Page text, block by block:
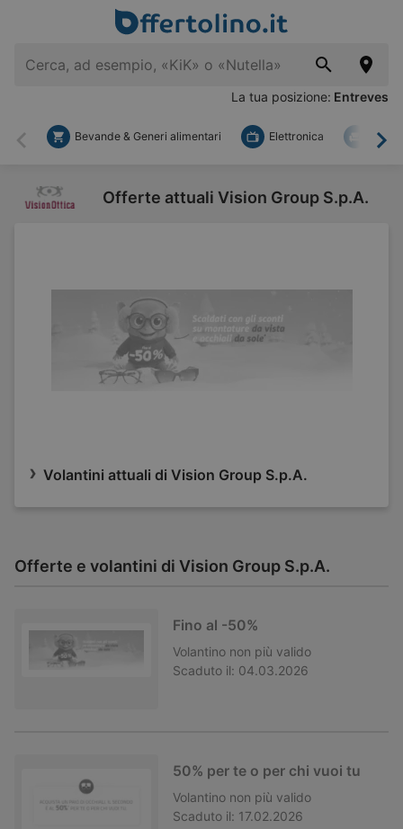
La tua posizione: Entreves
Indietro
Bevande & Generi alimentari Elettronica Fai
Offerte attuali Vision Group S.p.A.
Volantini attuali di Vision Group S.p.A.
Offerte e volantini di Vision Group S.p.A.
Fino al -50%
Volantino non più valido
Scaduto il: 04.03.2026
50% per te o per chi vuoi tu
Volantino non più valido
Scaduto il: 17.02.2026